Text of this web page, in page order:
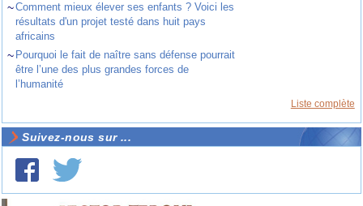
~Comment mieux élever ses enfants ? Voici les
résultats d'un projet testé dans huit pays
africains
~ Pourquoi le fait de naître sans défense pourrait
être l’une des plus grandes forces de
l’humanité
Liste complète
Suivez-nous sur ...